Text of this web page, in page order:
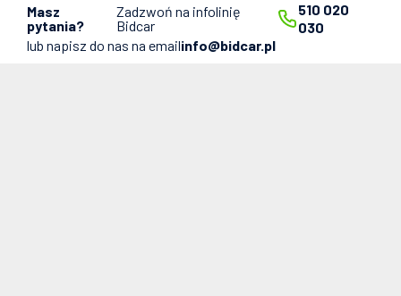
Masz
pytania?
Zadzwoń na infolinię
Bidcar
510 020
030
lub napisz do nas na emailinfo@bidcar.pl